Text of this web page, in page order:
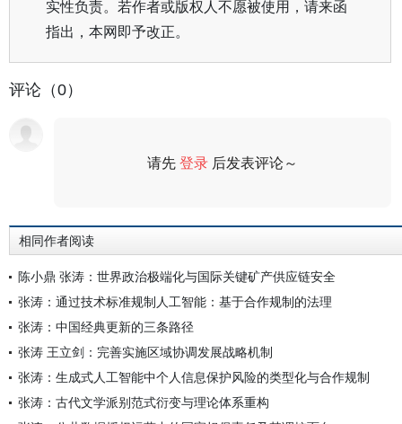
实性负责。若作者或版权人不愿被使用，请来函
指出，本网即予改正。
评论（0）
请先登录 后发表评论～
相同作者阅读
陈小鼎 张涛：世界政治极端化与国际关键矿产供应链安全
张涛：通过技术标准规制人工智能：基于合作规制的法理
张涛：中国经典更新的三条路径
张涛 王立剑：完善实施区域协调发展战略机制
张涛：生成式人工智能中个人信息保护风险的类型化与合作规制
张涛：古代文学派别范式衍变与理论体系重构